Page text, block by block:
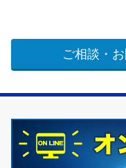
ご相談・